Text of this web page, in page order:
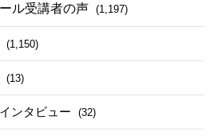
ル受講者の声 (1,197)
(1,150)
(13)
ンタビュー (32)